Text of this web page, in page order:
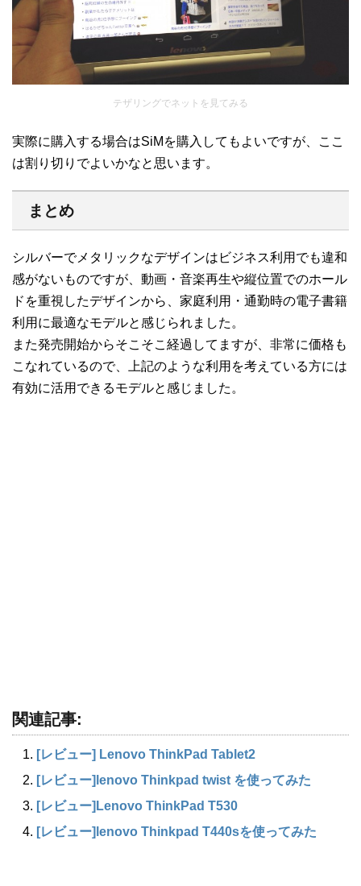
テザリングでネットを見てみる
実際に購入する場合はSiMを購入してもよいですが、ここ
は割り切りでよいかなと思います。
まとめ
シルバーでメタリックなデザインはビジネス利用でも違和
感がないものですが、動画・音楽再生や縦位置でのホール
ドを重視したデザインから、家庭利用・通勤時の電子書籍
利用に最適なモデルと感じられました。
また発売開始からそこそこ経過してますが、非常に価格も
こなれているので、上記のような利用を考えている方には
有効に活用できるモデルと感じました。
関連記事:
[レビュー] Lenovo ThinkPad Tablet2
[レビュー]lenovo Thinkpad twist を使ってみた
[レビュー]Lenovo ThinkPad T530
[レビュー]lenovo Thinkpad T440sを使ってみた